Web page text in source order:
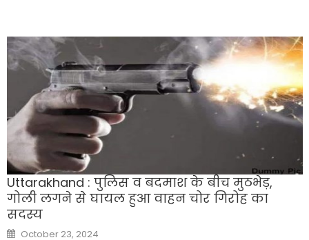
Uttarakhand : पुलिस व बदमाश के बीच मुठभेड़,
गोली लगने से घायल हुआ वाहन चोर गिरोह का
सदस्य
Posted
October 23, 2024